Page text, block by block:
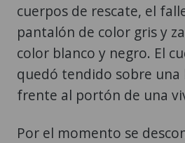
cuerpos de rescate, el
pantalón de color gris y
color blanco y negro. El
quedó tendido sobre una
frente al portón de una
Por el momento se